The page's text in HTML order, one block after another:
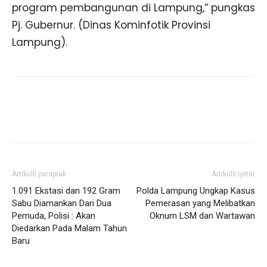
program pembangunan di Lampung,” pungkas
Pj. Gubernur. (Dinas Kominfotik Provinsi
Lampung).
Artikulli paraprak
1.091 Ekstasi dan 192 Gram
Sabu Diamankan Dari Dua
Pemuda, Polisi : Akan
Diedarkan Pada Malam Tahun
Baru
Artikulli tjetër
Polda Lampung Ungkap Kasus
Pemerasan yang Melibatkan
Oknum LSM dan Wartawan